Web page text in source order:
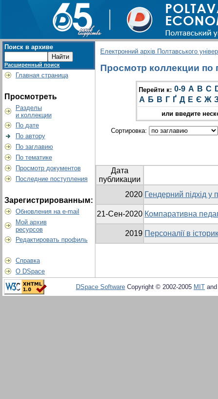
Поиск в архиве
Расширенный поиск
Главная страница
Просмотреть
Разделы
и коллекции
По дате
По автору
По заглавию
По тематике
Просмотр документов
Последние поступления
Зарегистрированным:
Обновления на e-mail
Мой архив
ресурсов
Редактировать профиль
Справка
О DSpace
Електронний архів Полтавського
Просмотр коллекции по
Перейти к: 0-9 A B C
А Б В Г Ґ Д Е Є Ж
или введите
Сортировка:
Дата
публикации
2020 Гендерний підхід у
21-Сен-2020 Компаративна
2019 Персоналії в
DSpace Software Copyright © 2002-2005 MIT